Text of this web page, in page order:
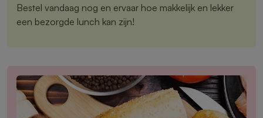
Bestel vandaag nog en ervaar hoe makkelijk en lekker
een bezorgde lunch kan zijn!